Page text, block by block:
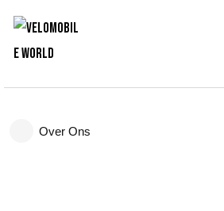
Over Ons